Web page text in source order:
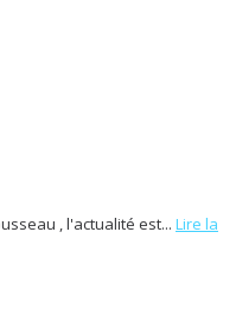
, l'actualité est... Lire la